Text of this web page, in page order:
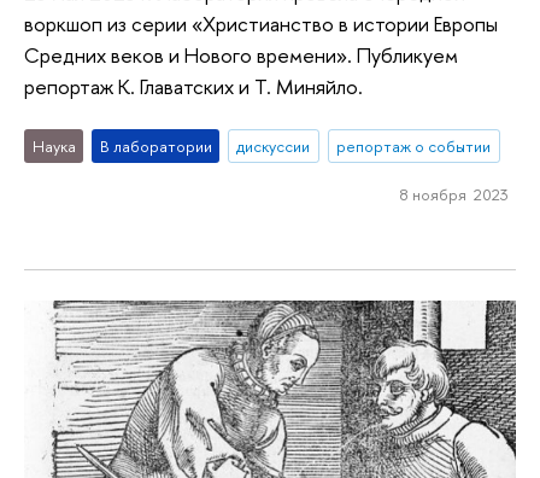
воркшоп из серии «Христианство в истории Европы
Средних веков и Нового времени». Публикуем
репортаж К. Главатских и Т. Миняйло.
Наука В лаборатории дискуссии репортаж о событии
8 ноября 2023